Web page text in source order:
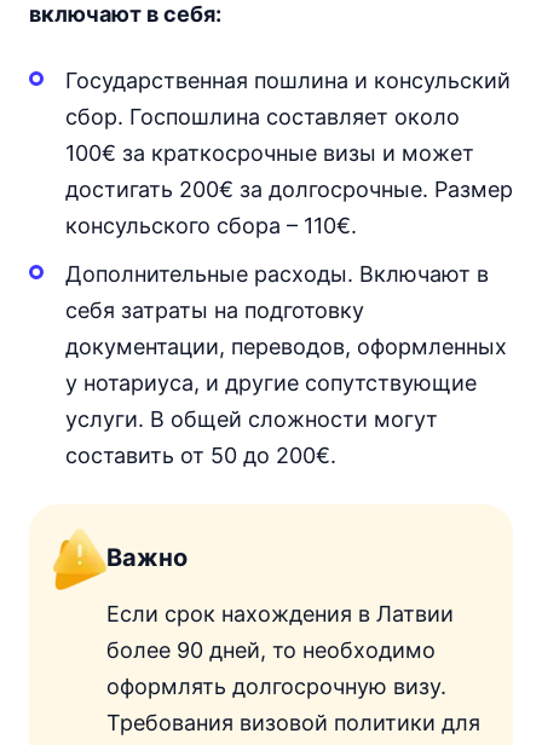
включают в себя:
Государственная пошлина и консульский
сбор. Госпошлина составляет около
100€ за краткосрочные визы и может
достигать 200€ за долгосрочные. Размер
консульского сбора – 110€.
Дополнительные расходы. Включают в
себя затраты на подготовку
документации, переводов, оформленных
у нотариуса, и другие сопутствующие
услуги. В общей сложности могут
составить от 50 до 200€.
Важно
Если срок нахождения в Латвии
более 90 дней, то необходимо
оформлять долгосрочную визу.
Требования визовой политики для